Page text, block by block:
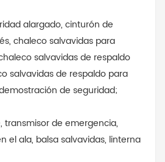
alargado, cinturón de
chaleco salvavidas para
salvavidas de respaldo
salvavidas de respaldo para
de seguridad;
transmisor de emergencia,
el ala, balsa salvavidas, linterna